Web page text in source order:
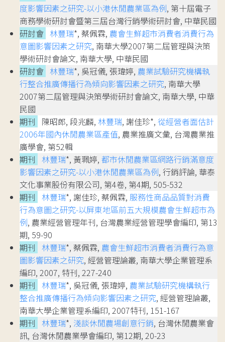
度影響因素之研究-以小港休閒農業區為例, 第十屆電子
商務學術研討會暨第三屆台灣行銷學術研討會, 中華民國
研討會 林豐瑞*, 蔡佩霖, 農會生鮮超市消費者消費行為
意圖影響因素之研究, 南華大學2007第二屆管理與決策
學術研討會論文, 南華大學, 中華民國
研討會 林豐瑞*, 吳冠儀, 張瑋婷, 農業試驗研究機構執
行整合推廣傳播行為傾向影響因素之研究, 南華大學
2007第二屆管理與決策學術研討會論文, 南華大學, 中華
民國
期刊
陳昭郎, 段兆麟, 林豐瑞, 謝佳珍*, 從經營者面估計
2006年國內休閒農業區產值, 農業推廣文彙, 台灣農業推
廣學會, 第52輯
期刊 林豐瑞*, 黃珮婷, 都市休閒農業區網路行銷滿意度
影響因素之研究-以小港休閒農業區為例, 行銷評論, 華泰
文化事業股份有限公司, 第4卷, 第4期, 505-532
期刊 林豐瑞*, 謝佳珍, 蔡佩霖, 服務性商品品質對消費
行為意圖之研究-以屏東地區前五大規模農會生鮮超市為
例, 農業經營管理年刊, 台灣農業經營管理學會編印, 第13
期, 59-90
期刊 林豐瑞*, 蔡佩霖, 農會生鮮超市消費者消費行為意
圖影響因素之研究, 經營管理論叢, 南華大學企業管理系
編印, 2007, 特刊, 227-240
期刊 林豐瑞*, 吳冠儀, 張瑋婷, 農業試驗研究機構執行
整合推廣傳播行為傾向影響因素之研究, 經營管理論叢,
南華大學企業管理系編印, 2007特刊, 151-167
期刊 林豐瑞*, 淺談休閒農場創意行銷, 台灣休閒農業會
訊, 台灣休閒農業學會編印, 第12期, 20-23